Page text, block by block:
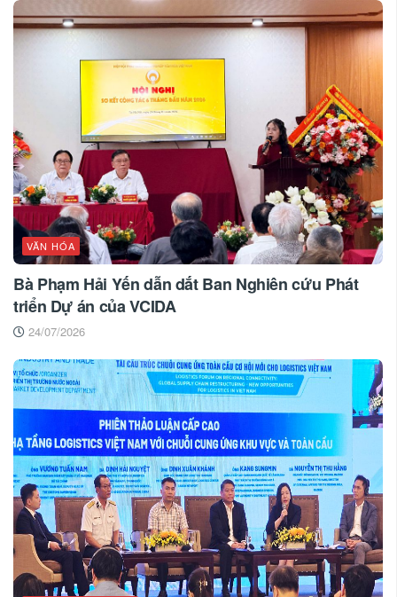
VĂN HÓA
Bà Phạm Hải Yến dẫn dắt Ban Nghiên cứu Phát
triển Dự án của VCIDA
24/07/2026